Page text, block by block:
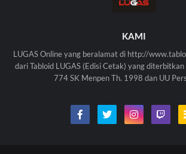
KAMI
LUGAS Online yang beralamat di http://
dari Tabloid LUGAS (Edisi Cetak) yang diterbitkan
774 SK Menpen Th. 1998 dan UU